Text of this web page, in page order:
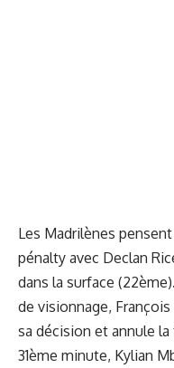
Les Madrilènes
pénalty avec Declan
dans la surface
de visionnage,
sa décision et annule
31ème minute, Kylian